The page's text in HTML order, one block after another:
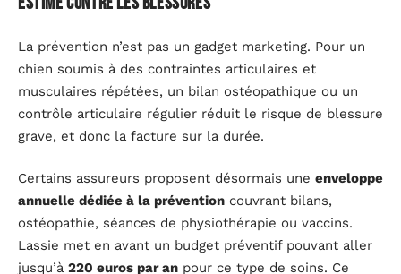
La prévention n’est pas un gadget marketing. Pour un
chien soumis à des contraintes articulaires et
musculaires répétées, un bilan ostéopathique ou un
contrôle articulaire régulier réduit le risque de blessure
grave, et donc la facture sur la durée.
Certains assureurs proposent désormais une enveloppe
annuelle dédiée à la prévention couvrant bilans,
ostéopathie, séances de physiothérapie ou vaccins.
Lassie met en avant un budget préventif pouvant aller
jusqu’à 220 euros par an pour ce type de soins. Ce